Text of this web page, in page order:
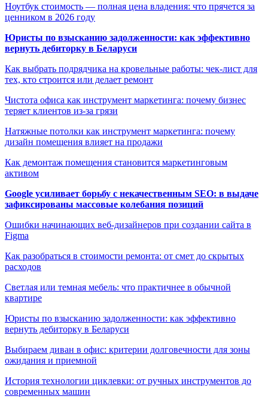
Ноутбук стоимость — полная цена владения: что прячется за
ценником в 2026 году
Юристы по взысканию задолженности: как эффективно
вернуть дебиторку в Беларуси
Как выбрать подрядчика на кровельные работы: чек-лист для
тех, кто строится или делает ремонт
Чистота офиса как инструмент маркетинга: почему бизнес
теряет клиентов из-за грязи
Натяжные потолки как инструмент маркетинга: почему
дизайн помещения влияет на продажи
Как демонтаж помещения становится маркетинговым
активом
Google усиливает борьбу с некачественным SEO: в выдаче
зафиксированы массовые колебания позиций
Ошибки начинающих веб-дизайнеров при создании сайта в
Figma
Как разобраться в стоимости ремонта: от смет до скрытых
расходов
Светлая или темная мебель: что практичнее в обычной
квартире
Юристы по взысканию задолженности: как эффективно
вернуть дебиторку в Беларуси
Выбираем диван в офис: критерии долговечности для зоны
ожидания и приемной
История технологии циклевки: от ручных инструментов до
современных машин